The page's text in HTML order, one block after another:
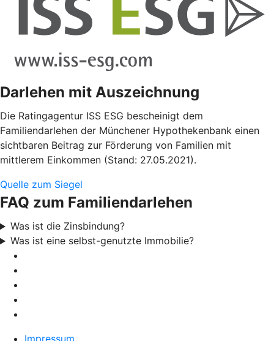
Darlehen mit Auszeichnung
Die Ratingagentur ISS ESG bescheinigt dem
Familiendarlehen der Münchener Hypothekenbank einen
sichtbaren Beitrag zur Förderung von Familien mit
mittlerem Einkommen (Stand: 27.05.2021).
Quelle zum Siegel
FAQ zum Familiendarlehen
Was ist die Zinsbindung?
Was ist eine selbst-genutzte Immobilie?